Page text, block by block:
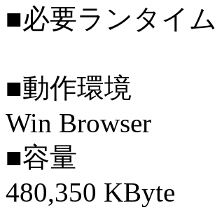
■必要ランタイム
■動作環境
Win Browser
■容量
480,350 KByte